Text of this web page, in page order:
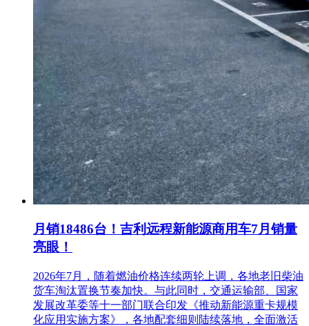
月销18486台！吉利远程新能源商用车7月销量
亮眼！
2026年7月，随着燃油价格连续两轮上调，各地老旧柴油
货车淘汰置换节奏加快。与此同时，交通运输部、国家
发展改革委等十一部门联合印发《推动新能源重卡规模
化应用实施方案》，各地配套细则陆续落地，全面激活